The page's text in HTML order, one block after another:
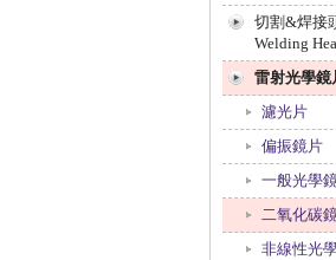
切割&焊接
Welding
雷射光學鏡
濾光片
偏振鏡片
一般光學
二氧化碳
非線性光